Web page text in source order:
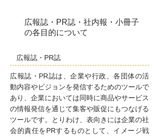
広報誌・PR誌・社内報・小冊子
の各目的について
広報誌・PR誌
広報誌・PR誌は、企業や行政、各団体の活
動内容やビジョンを発信するためのツールで
あり、企業においては同時に商品やサービス
の情報発信を通じて集客や販促にもつなげる
ツールです。とりわけ、表向きには企業の社
会的責任をPRするものとして、イメージ戦